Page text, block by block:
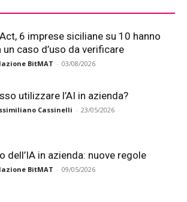
6 imprese siciliane su 10 hanno
un caso d’uso da verificare
BitMAT - 03/08/2026
utilizzare l’AI in azienda?
Cassinelli - 23/05/2026
dell’IA in azienda: nuove regole
BitMAT - 09/05/2026